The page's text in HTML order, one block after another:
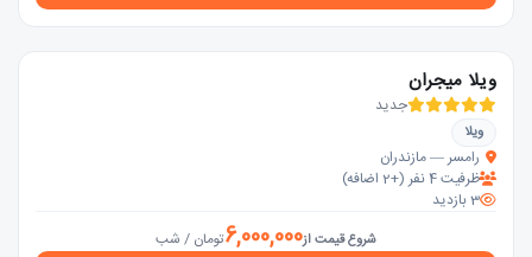
ویلا میجران
جدید
ویلا
رامسر — مازندران
ظرفیت 4 نفر (+2 اضافه)
3 بازدید
شروع قیمت از6,000,000تومان / شب